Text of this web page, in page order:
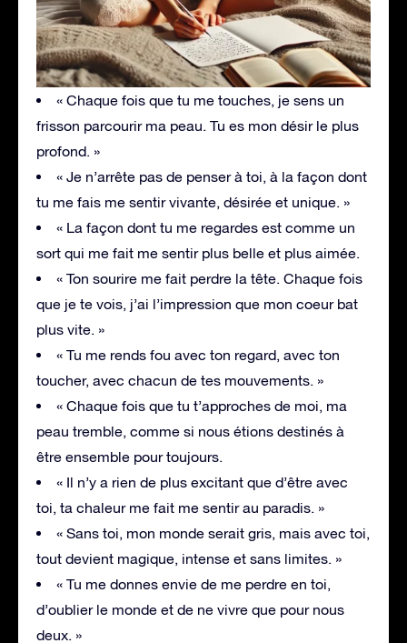
« Chaque fois que tu me touches, je sens un
frisson parcourir ma peau. Tu es mon désir le plus
profond. »
« Je n’arrête pas de penser à toi, à la façon dont
tu me fais me sentir vivante, désirée et unique. »
« La façon dont tu me regardes est comme un
sort qui me fait me sentir plus belle et plus aimée.
« Ton sourire me fait perdre la tête. Chaque fois
que je te vois, j’ai l’impression que mon coeur bat
plus vite. »
« Tu me rends fou avec ton regard, avec ton
toucher, avec chacun de tes mouvements. »
« Chaque fois que tu t’approches de moi, ma
peau tremble, comme si nous étions destinés à
être ensemble pour toujours.
« Il n’y a rien de plus excitant que d’être avec
toi, ta chaleur me fait me sentir au paradis. »
« Sans toi, mon monde serait gris, mais avec toi,
tout devient magique, intense et sans limites. »
« Tu me donnes envie de me perdre en toi,
d’oublier le monde et de ne vivre que pour nous
deux. »